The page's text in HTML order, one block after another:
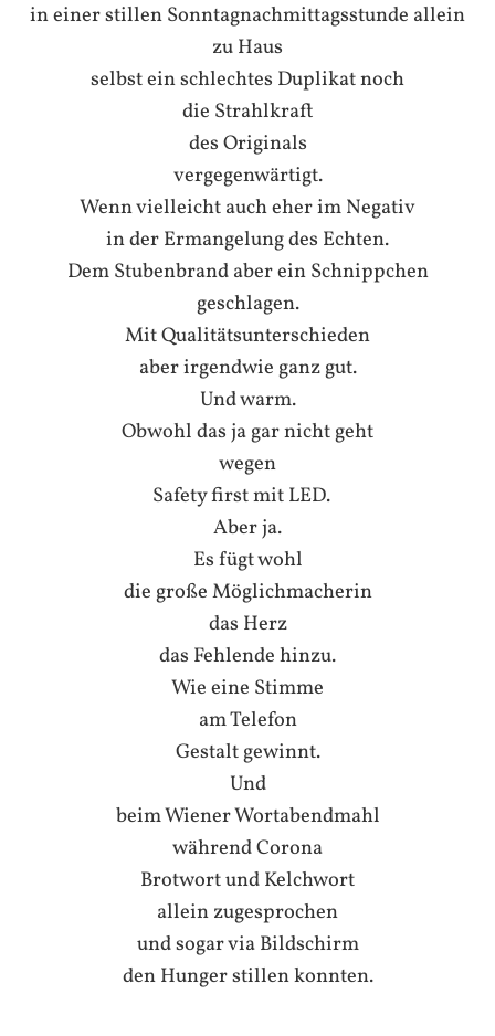
in einer stillen Sonntagnachmittagsstunde allein
zu Haus
selbst ein schlechtes Duplikat noch
die Strahlkraft
des Originals
vergegenwärtigt.
Wenn vielleicht auch eher im Negativ
in der Ermangelung des Echten.
Dem Stubenbrand aber ein Schnippchen
geschlagen.
Mit Qualitätsunterschieden
aber irgendwie ganz gut.
Und warm.
Obwohl das ja gar nicht geht
wegen
Safety first mit LED.
Aber ja.
Es fügt wohl
die große Möglichmacherin
das Herz
das Fehlende hinzu.
Wie eine Stimme
am Telefon
Gestalt gewinnt.
Und
beim Wiener Wortabendmahl
während Corona
Brotwort und Kelchwort
allein zugesprochen
und sogar via Bildschirm
den Hunger stillen konnten.